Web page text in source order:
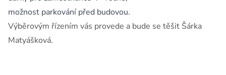
možnost parkování před budovou.
Výběrovým řízením vás provede a bude se těšit Šárka
Matyášková.